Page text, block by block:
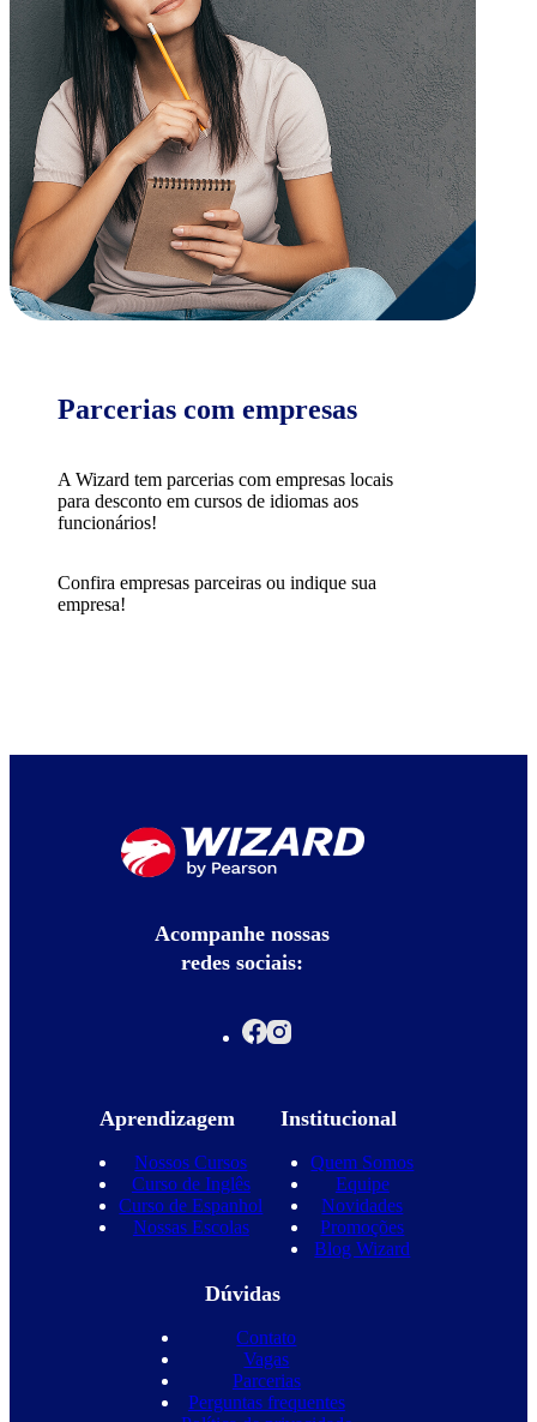
Parcerias com empresas
A Wizard tem parcerias com empresas locais
para desconto em cursos de idiomas aos
funcionários!
Confira empresas parceiras ou indique sua
empresa!
Acompanhe nossas
redes sociais:
Aprendizagem
Nossos Cursos
Curso de Inglês
Curso de Espanhol
Nossas Escolas
Institucional
Quem Somos
Equipe
Novidades
Promoções
Blog Wizard
Dúvidas
Contato
Vagas
Parcerias
Perguntas frequentes